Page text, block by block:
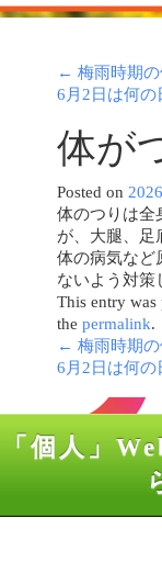
← 梅雨時期
6月2日は何
体が
Posted on
体のつりは全
が、大腿、足
体の病気など
ないよう対策
This entry
the permalink.
← 梅雨時期
6月2日は何
「個人」